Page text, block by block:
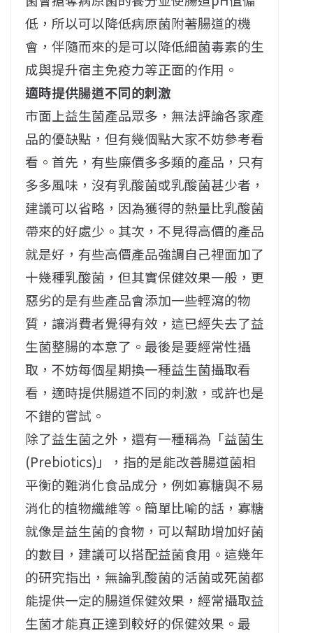
低，所以可以降低病原菌附著腸道的機
會，伴隨而來的是可以降低細菌毒素的生
成與提升宿主免疫力等正面的作用。
適時提供腸道不同的刺激
市面上益生菌產品眾多，無法評論各家產
品的優缺點，但有幾個點大家不妨參考看
看。首先，有些廉價多多類的產品，只有
多多風味，沒有乳酸菌或乳酸菌甚少者，
建議可以省略，因為獲得的熱量比乳酸菌
帶來的好處少。其次，不見得高價的產品
就是好，有些高價產品強調自己裡面加了
十幾種乳酸菌，但其實保健效果一般，更
惡劣的是有些產品會添加一些輕瀉的物
質，讓消費者覺得有效，這已經失去了益
生菌整腸的本意了。最後是要經常性攝
取，不妨每個星期換一種益生菌攝取看
看，適時提供腸道不同的刺激，或許也是
不錯的嘗試。
除了益生菌之外，還有一種稱為「益菌生
(Prebiotics)」，指的是能改善腸道菌相
平衡的難消化食品成分，例如寡糖與不易
消化的植物纖維等。簡單比喻的話，寡糖
就像是益生菌的食物，可以幫助增加好菌
的數目，建議可以搭配益菌食用。這幾年
的研究指出，無論乳酸菌的活菌或死菌都
能提供一定的腸道保健效果，經常攝取益
生菌才能真正達到較好的保健效果。最